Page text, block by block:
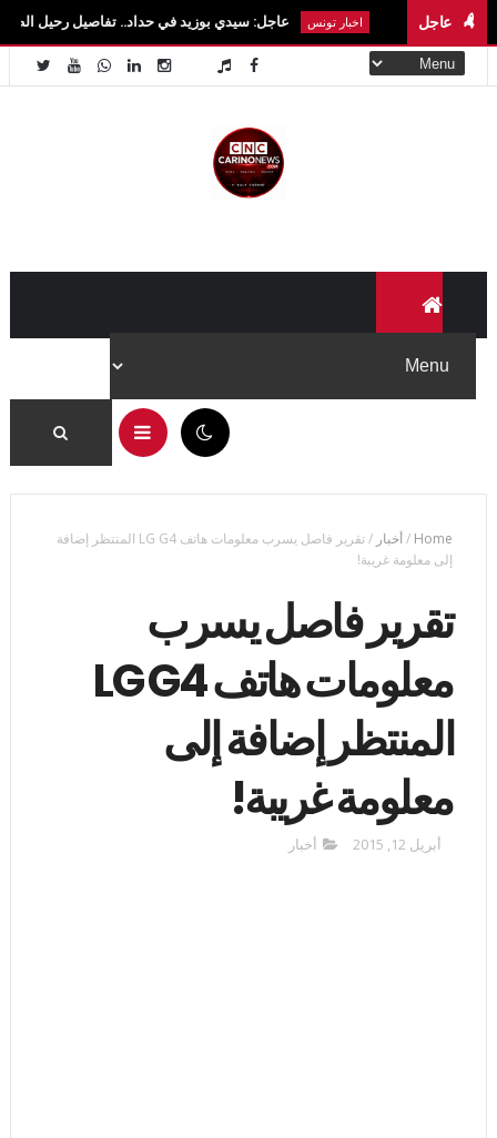
عاجل
اخبار تونس عاجل: سيدي بوزيد في حداد.. تفاصيل رحيل الطالبة آية الزايدي
Home
/أخبار /
تقرير فاصل يسرب معلومات هاتف LG G4 المنتظر إضافة
إلى معلومة غريبة!
تقرير فاصل يسرب
معلومات هاتف LG G4
المنتظر إضافة إلى
معلومة غريبة!
أبريل 12, 2015 أخبار